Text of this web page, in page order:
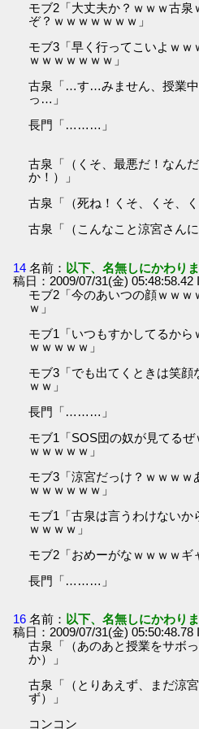
モブ2「大丈夫か？ｗｗｗ古
ぞ？ｗｗｗｗｗｗｗ」
モブ3「早く行ってこいよｗ
ｗｗｗｗｗｗｗ」
古泉「…す…みません、授業
っ…」
長門「………」
古泉「（くそ、最悪だ！なん
か！）」
古泉「（死ね！くそ、くそ、く
古泉「（こんなこと涼宮さん
14 名前： 以下、名無しにかわり
稿日：2009/07/31(金) 05:48:58.42
モブ2「今のあいつの顔ｗｗｗ
ｗ」
モブ1「いつもすかしてるから
ｗｗｗｗｗ」
モブ3「でも出てくときは笑顔
ｗｗ」
長門「………」
モブ1「SOS団の奴が見てる
ｗｗｗｗｗ」
モブ3「涼宮だっけ？ｗｗｗｗ
ｗｗｗｗｗｗ」
モブ1「古泉は言うわけないか
ｗｗｗｗ」
モブ2「おめーがなｗｗｗｗギ
長門「………」
16 名前： 以下、名無しにかわり
稿日：2009/07/31(金) 05:50:48.78
古泉「（あのあと授業をサボ
か）」
古泉「（とりあえず、まだ涼
ず）」
コンコン